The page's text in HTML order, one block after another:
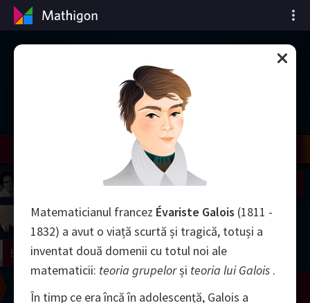
Cronologia matematicii
Zhang
Daubechies
Wiles
Shamir
Thurston
Lorenz
Erdős
Chern
Matematicianul francez Évariste Galois (1811 -
1832) a avut o viață scurtă și tragică, totuși a
inventat două domenii cu totul noi ale
matematicii: teoria grupelorși teoria lui Galois .
În timp ce era încă în adolescență, Galois a